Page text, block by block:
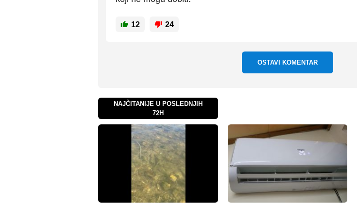
12 24
OSTAVI KOMENTAR
NAJČITANIJE U POSLEDNJIH
72H